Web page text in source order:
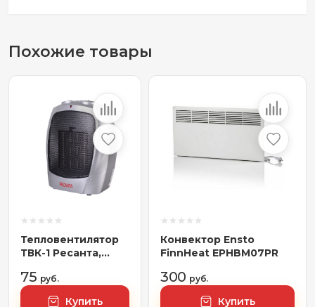
Похожие товары
Тепловентилятор
ТВК-1 Ресанта,
75 руб.
Купить
Конвектор Ensto
FinnHeat EPHBM07PR
300 руб.
Купить